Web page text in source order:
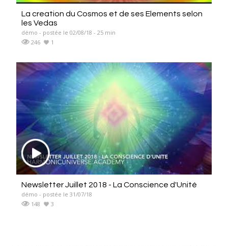
La creation du Cosmos et de ses Elements selon
les Vedas
démo - postée le 02/08/18 - 25 min
246
1
Newsletter Juillet 2018 - La Conscience d'Unité
démo - postée le 31/07/18
148
3